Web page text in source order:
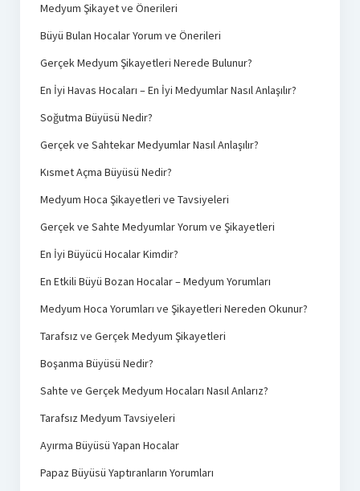
Medyum Şikayet ve Önerileri
Büyü Bulan Hocalar Yorum ve Önerileri
Gerçek Medyum Şikayetleri Nerede Bulunur?
En İyi Havas Hocaları – En İyi Medyumlar Nasıl Anlaşılır?
Soğutma Büyüsü Nedir?
Gerçek ve Sahtekar Medyumlar Nasıl Anlaşılır?
Kısmet Açma Büyüsü Nedir?
Medyum Hoca Şikayetleri ve Tavsiyeleri
Gerçek ve Sahte Medyumlar Yorum ve Şikayetleri
En İyi Büyücü Hocalar Kimdir?
En Etkili Büyü Bozan Hocalar – Medyum Yorumları
Medyum Hoca Yorumları ve Şikayetleri Nereden Okunur?
Tarafsız ve Gerçek Medyum Şikayetleri
Boşanma Büyüsü Nedir?
Sahte ve Gerçek Medyum Hocaları Nasıl Anlarız?
Tarafsız Medyum Tavsiyeleri
Ayırma Büyüsü Yapan Hocalar
Papaz Büyüsü Yaptıranların Yorumları